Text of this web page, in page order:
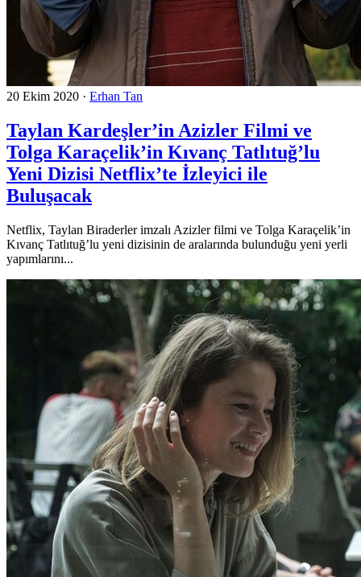
20 Ekim 2020 · Erhan Tan
Taylan Kardeşler’in Azizler Filmi ve
Tolga Karaçelik’in Kıvanç Tatlıtuğ’lu
Yeni Dizisi Netflix’te İzleyici ile
Buluşacak
Netflix, Taylan Biraderler imzalı Azizler filmi ve Tolga Karaçelik’in
Kıvanç Tatlıtuğ’lu yeni dizisinin de aralarında bulunduğu yeni yerli
yapımlarını...